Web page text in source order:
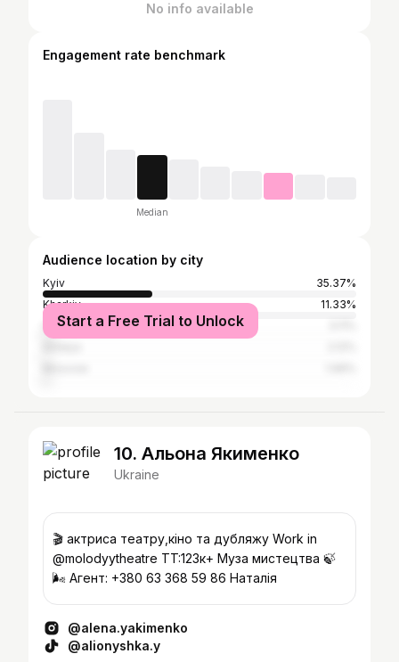
No info available
Engagement rate benchmark
Median
Audience location by city
Kyiv
35.37%
Kharkiv
11.33%
Odesa
Start a Free Trial to Unlock
10. Альона Якименко
Ukraine
🎬 актриса театру,кіно та дубляжу Work in
@molodyytheatre TT:123к+ Муза мистецтва 🍃
🌬️ Агент: +380 63 368 59 86 Наталія
@alena.yakimenko
@alionyshka.y